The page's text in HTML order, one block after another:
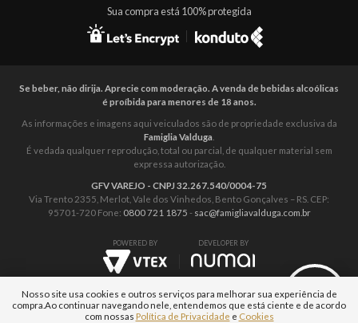
Sua compra está 100% protegida
Se beber, não dirija. Aprecie com moderação. A venda de bebidas alcoólicas
é proíbida para menores de 18 anos.
As informações e imagens aqui veiculados são de propriedade exclusiva da
Famiglia Valduga
É vedada qualquer reprodução, total ou parcial, de qualquer material sem
expressa autorização.
GFV VAREJO - CNPJ 32.267.540/0004-75
Via Trento 2355, Merlot, Vale dos Vinhedos, Bento Gonçalves – RS. CEP:
95701-720 Fone: 0800 721 1875 - sac@famigliavalduga.com.br
POWERED BY DEVELOPER BY
Nosso site usa cookies e outros serviços para melhorar sua experiência de
compra. Ao continuar navegando nele, entendemos que está ciente e de acordo
com nossas Política de Privacidade e Cookies